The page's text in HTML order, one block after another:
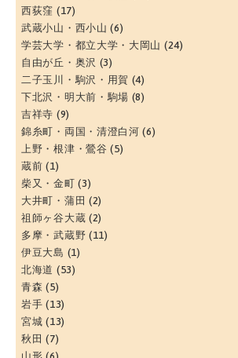
西荻窪 (17)
武蔵小山・西小山 (6)
学芸大学・都立大学・大岡山 (24)
自由が丘・奥沢 (3)
二子玉川・駒沢・用賀 (4)
下北沢・明大前・駒場 (8)
吉祥寺 (9)
錦糸町・両国・清澄白河 (6)
上野・根津・鶯谷 (5)
蔵前 (1)
柴又・金町 (3)
大井町・蒲田 (2)
祖師ヶ谷大蔵 (2)
多摩・武蔵野 (11)
伊豆大島 (1)
北海道 (53)
青森 (5)
岩手 (13)
宮城 (13)
秋田 (7)